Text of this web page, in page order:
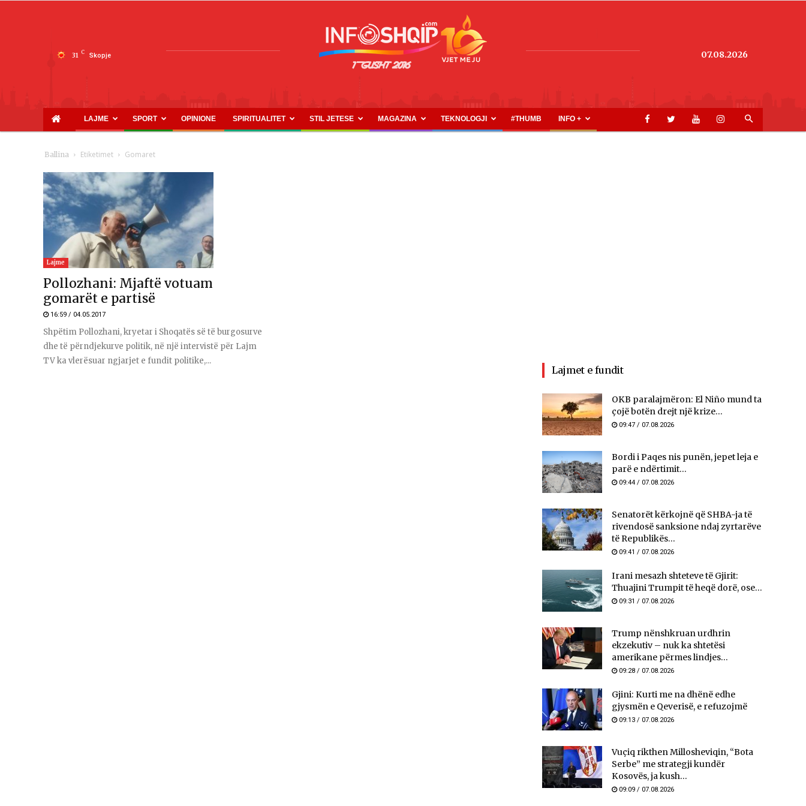
31 C Skopje
INFOSHQIP.COM
07.08.2026
LAJME SPORT OPINIONE SPIRITUALITET STIL JETESE MAGAZINA TEKNOLOGJI #THUMB INFO +
Ballina Etiketimet Gomaret
Lajme
Pollozhani: Mjaftë votuam
gomarët e partisë
16:59 / 04.05.2017
Shpëtim Pollozhani, kryetar i Shoqatës së të burgosurve
dhe të përndjekurve politik, në një intervistë për Lajm
TV ka vlerësuar ngjarjet e fundit politike,...
Lajmet e fundit
OKB paralajmëron: El Niño mund ta
çojë botën drejt një krize...
09:47 / 07.08.2026
Bordi i Paqes nis punën, jepet leja e
parë e ndërtimit...
09:44 / 07.08.2026
Senatorët kërkojnë që SHBA-ja të
rivendosë sanksione ndaj zyrtarëve
të Republikës...
09:41 / 07.08.2026
Irani mesazh shteteve të Gjirit:
Thuajini Trumpit të heqë dorë, ose...
09:31 / 07.08.2026
Trump nënshkruan urdhrin
ekzekutiv – nuk ka shtetësi
amerikane përmes lindjes...
09:28 / 07.08.2026
Gjini: Kurti me na dhënë edhe
gjysmën e Qeverisë, e refuzojmë
09:13 / 07.08.2026
Vuçiq rikthen Millosheviqin, “Bota
Serbe” me strategji kundër
Kosovës, ja kush...
09:09 / 07.08.2026